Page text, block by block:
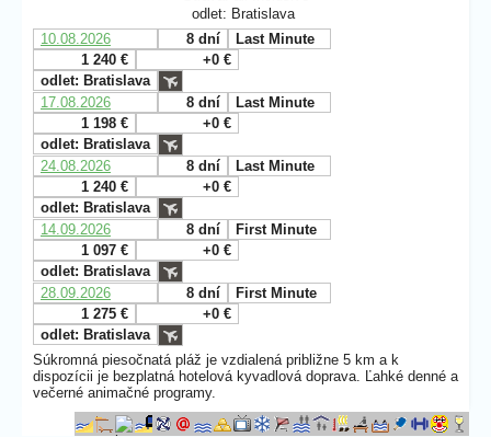
odlet: Bratislava
10.08.2026
8 dní
Last Minute
1 240 €
+0 €
odlet: Bratislava
17.08.2026
8 dní
Last Minute
1 198 €
+0 €
odlet: Bratislava
24.08.2026
8 dní
Last Minute
1 240 €
+0 €
odlet: Bratislava
14.09.2026
8 dní
First Minute
1 097 €
+0 €
odlet: Bratislava
28.09.2026
8 dní
First Minute
1 275 €
+0 €
odlet: Bratislava
Súkromná piesočnatá pláž je vzdialená približne 5 km a k
dispozícii je bezplatná hotelová kyvadlová doprava. Ľahké denné a
večerné animačné programy.